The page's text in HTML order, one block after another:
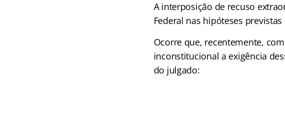
A interposição de recuso
Federal nas hipóteses
Ocorre que, recentemente,
inconstitucional a exigência
do julgado: